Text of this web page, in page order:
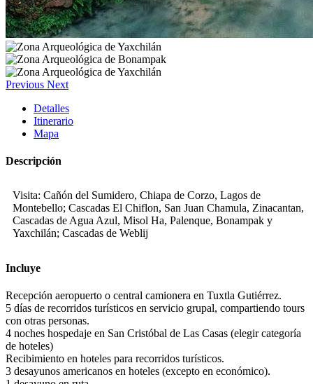
Previous Next
Detalles
Itinerario
Mapa
Descripción
Visita: Cañón del Sumidero, Chiapa de Corzo, Lagos de
Montebello; Cascadas El Chiflon, San Juan Chamula, Zinacantan,
Cascadas de Agua Azul, Misol Ha, Palenque, Bonampak y
Yaxchilán; Cascadas de Weblij
Incluye
Recepción aeropuerto o central camionera en Tuxtla Gutiérrez.
5 días de recorridos turísticos en servicio grupal, compartiendo tours
con otras personas.
4 noches hospedaje en San Cristóbal de Las Casas (elegir categoría
de hoteles)
Recibimiento en hoteles para recorridos turísticos.
3 desayunos americanos en hoteles (excepto en económico).